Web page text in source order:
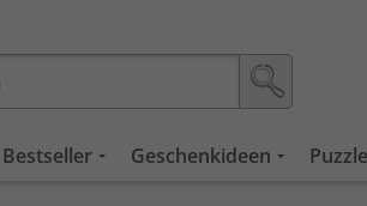
Bestseller Geschenkideen